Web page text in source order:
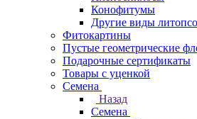
Конофитумы
Другие виды
Фитокартины
Пустые геометрические
Подарочные сертификаты
Товары с уценкой
Семена
Назад
Семена